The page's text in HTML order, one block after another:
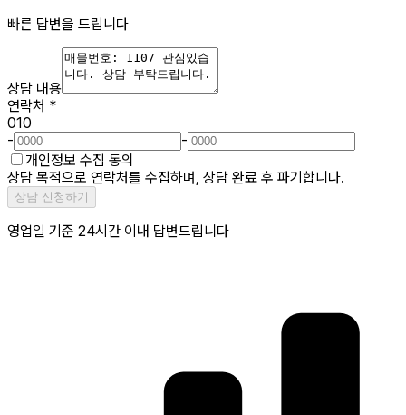
빠른 답변을 드립니다
상담 내용
연락처 *
010
-
-
개인정보 수집 동의
상담 목적으로 연락처를 수집하며, 상담 완료 후 파기합니다.
상담 신청하기
영업일 기준 24시간 이내 답변드립니다